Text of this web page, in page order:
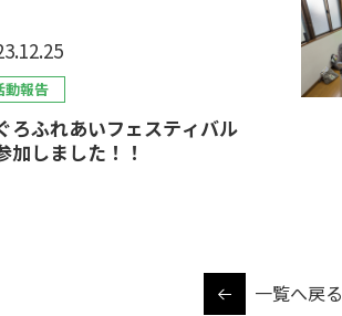
動報告
ろふれあいフェスティバル
加しました！！
一覧へ戻る